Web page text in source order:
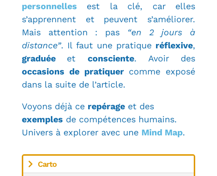
personnelles est la clé, car elles
s’apprennent et peuvent s’améliorer.
Mais attention : pas
“en 2 jours à
distance”. Il faut une pratique réflexive,
graduée etconsciente. Avoir des
occasions de pratiquer comme exposé
dans la suite de l’article.
Voyons déjà ce repérageet des
exemples de compétences humains.
Univers à explorer avec une Mind Map.
Carto